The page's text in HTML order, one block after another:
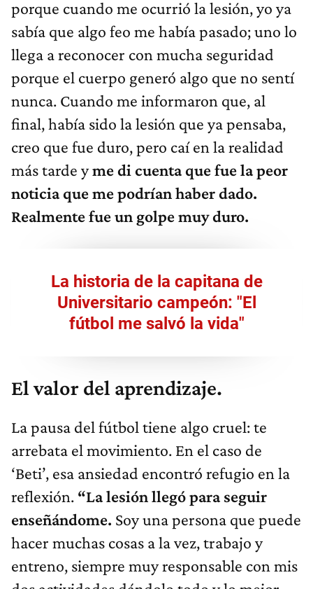
porque cuando me ocurrió la lesión, yo ya
sabía que algo feo me había pasado; uno lo
llega a reconocer con mucha seguridad
porque el cuerpo generó algo que no sentí
nunca. Cuando me informaron que, al
final, había sido la lesión que ya pensaba,
creo que fue duro, pero caí en la realidad
más tarde yme di cuenta que fue la peor
noticia que me podrían haber dado.
Realmente fue un golpe muy duro.
La historia de la capitana de
Universitario campeón: "El
fútbol me salvó la vida"
El valor del aprendizaje.
La pausa del fútbol tiene algo cruel: te
arrebata el movimiento. En el caso de
‘Beti’, esa ansiedad encontró refugio en la
reflexión. “La lesión llegó para seguir
enseñándome. Soy una persona que puede
hacer muchas cosas a la vez, trabajo y
entreno, siempre muy responsable con mis